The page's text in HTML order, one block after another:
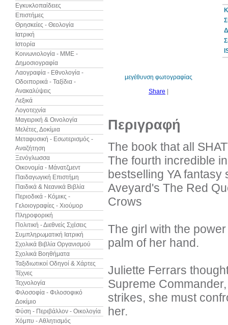
Εγκυκλοπαίδειες
Επιστήμες
Θρησκείες - Θεολογία
Ιατρική
Ιστορία
Κοινωνιολογία - ΜΜΕ -
Δημοσιογραφία
Λαογραφία - Εθνολογία -
Οδοιπορικά - Ταξίδια -
Ανακαλύψεις
Λεξικά
Λογοτεχνία
Μαγειρική & Οινολογία
Μελέτες, Δοκίμια
Μεταφυσική - Εσωτερισμός -
Αναζήτηση
Ξενόγλωσσα
Οικονομία - Μάνατζμεντ
Παιδαγωγική Επιστήμη
Παιδικά & Νεανικά Βιβλία
Περιοδικά - Κόμικς -
Γελοιογραφίες - Χιούμορ
Πληροφορική
Πολιτική - Διεθνείς Σχέσεις
Συμπληρωματική Ιατρική
Σχολικά Βιβλία Οργανισμού
Σχολικά Βοηθήματα
Ταξιδιωτικοί Οδηγοί & Χάρτες
Τέχνες
Τεχνολογία
Φιλοσοφία - Φιλοσοφικό
Δοκίμιο
Φύση - Περιβάλλον - Οικολογία
Χόμπυ - Αθλητισμός
μεγέθυνση φωτογραφίας
Share
Περιγραφή
The book that all
The fourth incredible
bestselling YA
Aveyard's The Red
Crows
The girl with the
palm of her hand.
Juliette Ferrars
Supreme
strikes, she must
her.